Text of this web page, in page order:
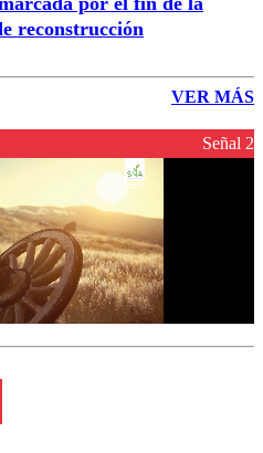
reconstrucción
VER MÁS
Señal 2